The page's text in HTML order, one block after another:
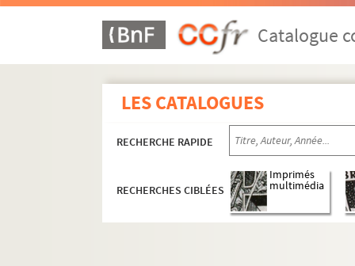
Catalogue
LES CATALOGUES
RECHERCHE RAPIDE
RECHERCHES CIBLÉES
Imprimés
multimédia